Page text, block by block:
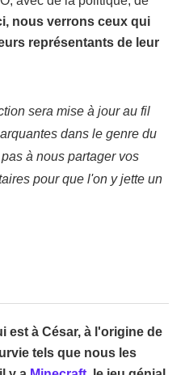
nous verrons ceux qui
représentants de leur
sera mise à jour au fil
dans le genre du
à nous partager vos
pour que l'on y jette un
est à César, à l'origine de
tels que nous les